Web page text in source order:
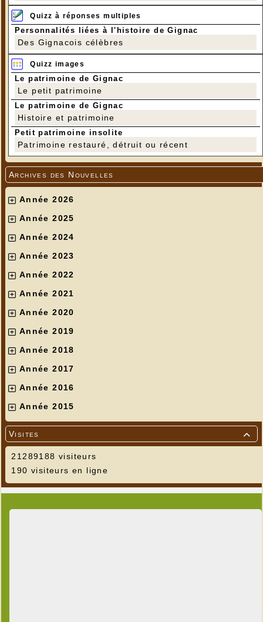
Quizz à réponses multiples
Personnalités liées à l'histoire de Gignac
Des Gignacois célèbres
Quizz images
Le patrimoine de Gignac
Le petit patrimoine
Le patrimoine de Gignac
Histoire et patrimoine
Petit patrimoine insolite
Patrimoine restauré, détruit ou récent
Archives des Nouvelles
Année 2026
Année 2025
Année 2024
Année 2023
Année 2022
Année 2021
Année 2020
Année 2019
Année 2018
Année 2017
Année 2016
Année 2015

Visites
21289188 visiteurs
190 visiteurs en ligne